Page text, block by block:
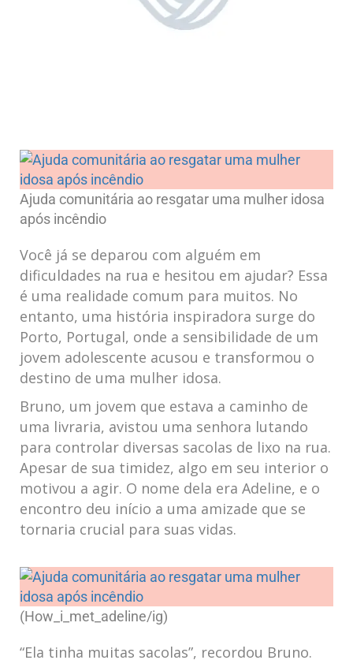
Ajuda comunitária ao resgatar ⁢uma mulher idosa
após incêndio
Você já se deparou com alguém em
dificuldades na rua e​ hesitou em ajudar? Essa ​
é uma realidade comum para muitos. No⁤
entanto, ‍uma‍ história inspiradora surge do
Porto,⁣ Portugal, onde a sensibilidade de ‍um
⁣jovem ⁤adolescente acusou e⁣ transformou o
destino de uma mulher idosa.
Bruno,⁤ um jovem que estava a caminho de
uma‌ livraria, avistou uma senhora lutando
para controlar diversas sacolas de lixo na rua.
Apesar de sua timidez, algo em seu interior‍ o
motivou a agir. O nome dela era Adeline, e o
encontro deu início a uma amizade que‍ se
tornaria​ crucial para​ suas vidas.
(How_i_met_adeline/ig)
“Ela tinha muitas ⁣sacolas”, recordou Bruno.